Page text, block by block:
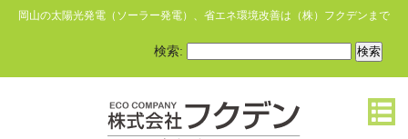
岡山の太陽光発電（ソーラー発電）、省エネ環境改善は（株）フクデンまで
検索: